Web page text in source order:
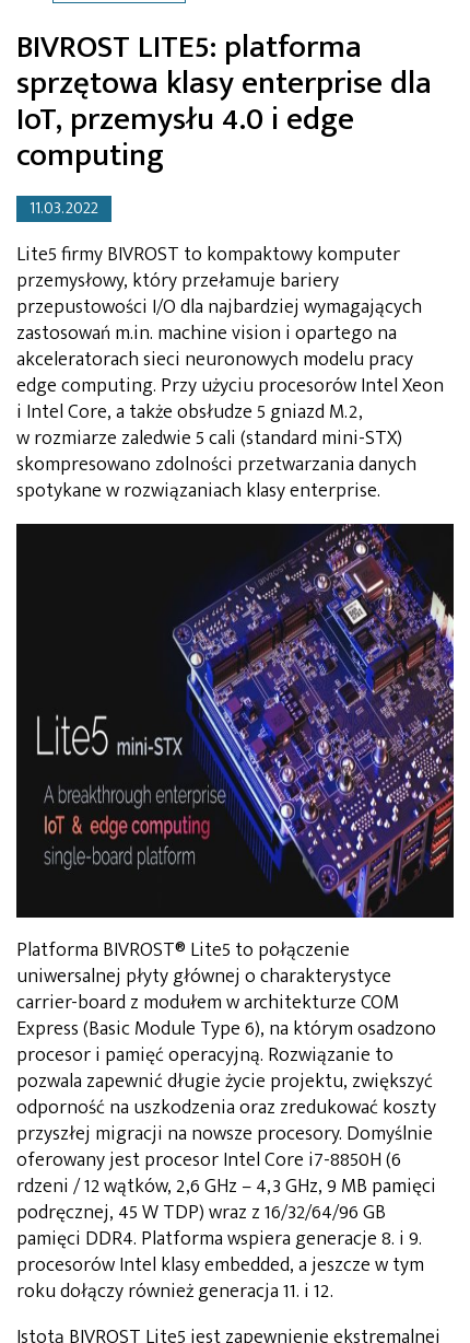
BIVROST LITE5: platforma
sprzętowa klasy enterprise dla
IoT, przemysłu 4.0 i edge
computing
11.03.2022
Lite5 firmy BIVROST to kompaktowy komputer
przemysłowy, który przełamuje bariery
przepustowości I/O dla najbardziej wymagających
zastosowań m.in. machine vision i opartego na
akceleratorach sieci neuronowych modelu pracy
edge computing. Przy użyciu procesorów Intel Xeon
i Intel Core, a także obsłudze 5 gniazd M.2,
w rozmiarze zaledwie 5 cali (standard mini-STX)
skompresowano zdolności przetwarzania danych
spotykane w rozwiązaniach klasy enterprise.
Platforma BIVROST® Lite5 to połączenie
uniwersalnej płyty głównej o charakterystyce
carrier-board z modułem w architekturze COM
Express (Basic Module Type 6), na którym osadzono
procesor i pamięć operacyjną. Rozwiązanie to
pozwala zapewnić długie życie projektu, zwiększyć
odporność na uszkodzenia oraz zredukować koszty
przyszłej migracji na nowsze procesory. Domyślnie
oferowany jest procesor Intel Core i7-8850H (6
rdzeni / 12 wątków, 2,6 GHz – 4,3 GHz, 9 MB pamięci
podręcznej, 45 W TDP) wraz z 16/32/64/96 GB
pamięci DDR4. Platforma wspiera generacje 8. i 9.
procesorów Intel klasy embedded, a jeszcze w tym
roku dołączy również generacja 11. i 12.